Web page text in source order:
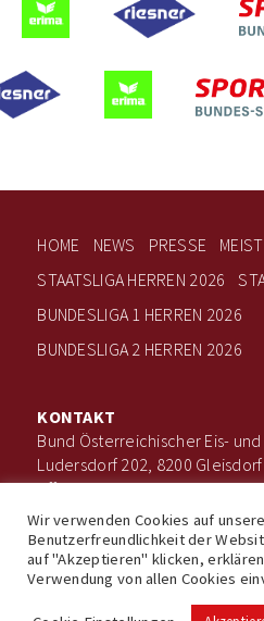
HOME NEWS PRESSE
STAATSLIGA HERREN 2026
BUNDESLIGA 1 HERREN 2026
BUNDESLIGA 2 HERREN 2026
KONTAKT
Bund Österreichischer Eis-
Ludersdorf 202, 8200 Gleisdorf
office@boee.at
+43 660 506 7203
Impressum Datenschutz
© Bund Österreichischer
Wir verwenden Cookies auf
Benutzerfreundlichkeit der
auf "Akzeptieren" klicken,
Verwendung von allen Cookies